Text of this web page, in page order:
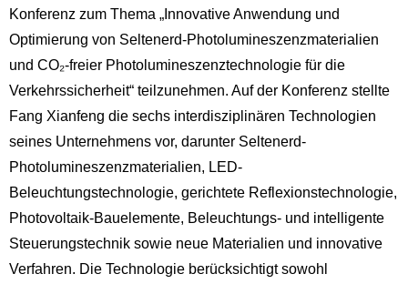
Konferenz zum Thema „Innovative Anwendung und
Optimierung von Seltenerd-Photolumineszenzmaterialien
und CO₂-freier Photolumineszenztechnologie für die
Verkehrssicherheit“ teilzunehmen. Auf der Konferenz stellte
Fang Xianfeng die sechs interdisziplinären Technologien
seines Unternehmens vor, darunter Seltenerd-
Photolumineszenzmaterialien, LED-
Beleuchtungstechnologie, gerichtete Reflexionstechnologie,
Photovoltaik-Bauelemente, Beleuchtungs- und intelligente
Steuerungstechnik sowie neue Materialien und innovative
Verfahren. Die Technologie berücksichtigt sowohl